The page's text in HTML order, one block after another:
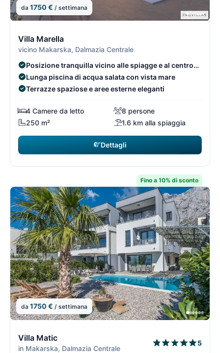
da 1750 € / settimana
Villa Marella
vicino Makarska, Dalmazia Centrale
Posizione tranquilla vicino alle spiagge e al centro
storico
Lunga piscina di acqua salata con vista mare
Terrazze spaziose e aree esterne eleganti
4 Camere da letto
8 persone
250 m²
1.6 km alla spiaggia
Dettagli
Fino a 10% di sconto
da 1750 € / settimana
Villa Matic
in Makarska, Dalmazia Centrale
5